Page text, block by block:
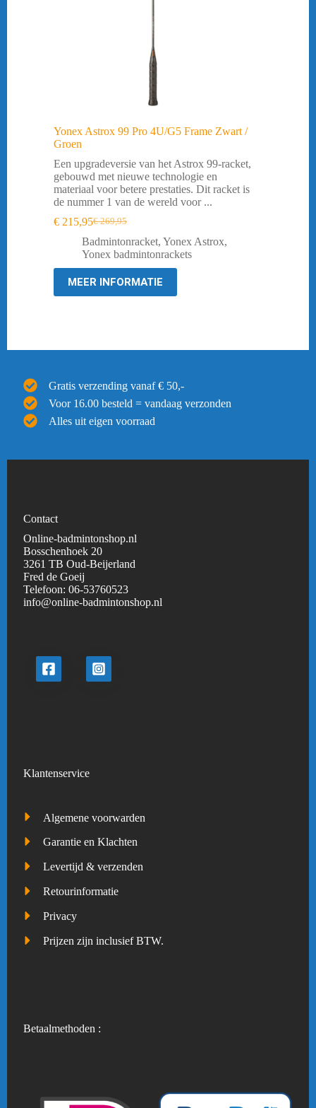
Yonex Astrox 99 Pro 4U/G5 Frame Zwart /
Groen
Een upgradeversie van het Astrox 99-racket,
gebouwd met nieuwe technologie en
materiaal voor betere prestaties. Dit racket is
de nummer 1 van de wereld voor ...
€269,95
Oorspronkelijke
prijs
was:
€ 215,95Huidige
prijs
is:
Badmintonracket, Yonex Astrox,
Yonex badmintonrackets
MEER INFORMATIE
Gratis verzending vanaf € 50,-
Voor 16.00 besteld = vandaag verzonden
Alles uit eigen voorraad
Contact
Online-badmintonshop.nl
Bosschenhoek 20
3261 TB Oud-Beijerland
Fred de Goeij
Telefoon:06-53760523
info@online-badmintonshop.nl
Klantenservice
Algemene voorwarden
Garantie en Klachten
Levertijd & verzenden
Retourinformatie
Privacy
Prijzen zijn inclusief BTW.
Betaalmethoden :